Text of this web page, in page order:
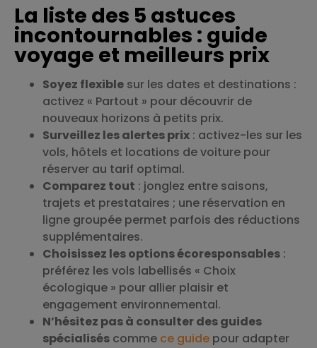
La liste des 5 astuces
incontournables : guide
voyage et meilleurs prix
Soyez flexible sur les dates et destinations :
activez « Partout » pour découvrir de
nouveaux horizons à petits prix.
Surveillez les alertes prix : activez-les sur les
vols, hôtels et locations de voiture pour
réserver au tarif optimal.
Comparez tout : jonglez entre saisons,
trajets et prestataires ; une réservation en
ligne groupée permet parfois des réductions
supplémentaires.
Choisissez les options écoresponsables :
préférez les vols labellisés « Choix
écologique » pour allier plaisir et
engagement environnemental.
N’hésitez pas à consulter des guides
spécialisés comme ce guide pour adapter